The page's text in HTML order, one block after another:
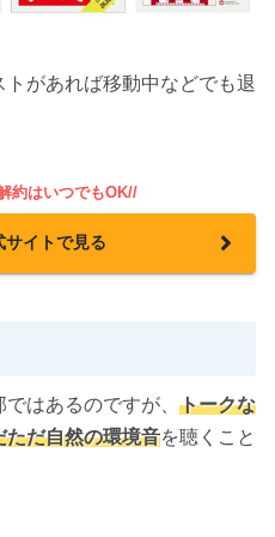
があれば移動中などでも退
約はいつでもOK//
イトで見る
はあるのですが、 トークな
ただ自然の環境音を聴くこと